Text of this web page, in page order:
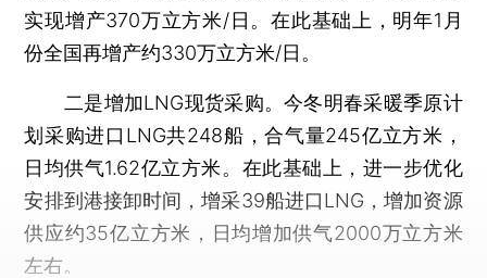
实现增产370万立方米/日。在此基础上，明年1月
份全国再增产约330万立方米/日。
二是增加LNG现货采购。今冬明春采暖季原计
划采购进口LNG共248船，合气量245亿立方米，
日均供气1.62亿立方米。在此基础上，进一步优化
安排到港接卸时间，增采39船进口LNG，增加资源
供应约35亿立方米，日均增加供气2000万立方米
左右。